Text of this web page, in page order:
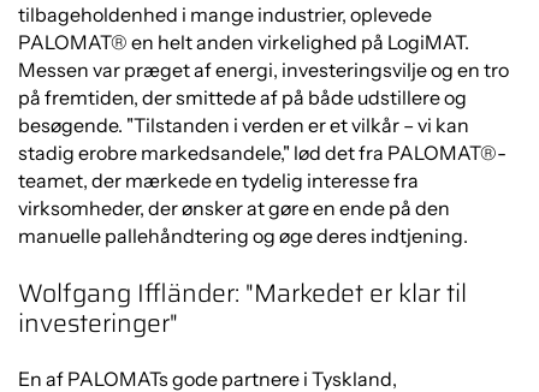
tilbageholdenhed i mange industrier, oplevede
PALOMAT® en helt anden virkelighed på LogiMAT.
Messen var præget af energi, investeringsvilje og en tro
på fremtiden, der smittede af på både udstillere og
besøgende. "Tilstanden i verden er et vilkår – vi kan
stadig erobre markedsandele," lød det fra PALOMAT®-
teamet, der mærkede en tydelig interesse fra
virksomheder, der ønsker at gøre en ende på den
manuelle pallehåndtering og øge deres indtjening.
Wolfgang Iffländer: "Markedet er klar til
investeringer"
En af PALOMATs gode partnere i Tyskland,